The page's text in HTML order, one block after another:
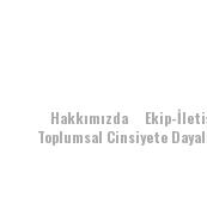
Hakkımızda Ekip-
Toplumsal Cinsiyete